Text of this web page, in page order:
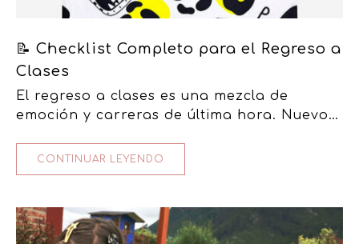
📝 Checklist Completo para el Regreso a
Clases
El regreso a clases es una mezcla de
emoción y carreras de última hora. Nuevos
listas… y esa lista interminable de…
CONTINUAR LEYENDO